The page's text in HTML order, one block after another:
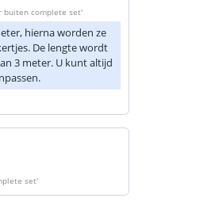
buiten complete set'
hierna worden ze
De lengte wordt
3 meter. U kunt altijd
set'